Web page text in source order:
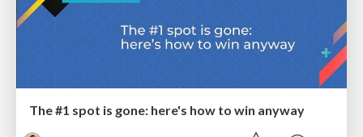
The #1 spot is gone: here's how to win anyway